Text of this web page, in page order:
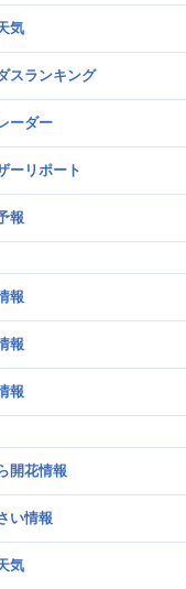
気
スランキング
ーダー
ーリポート
報
報
報
報
開花情報
い情報
気